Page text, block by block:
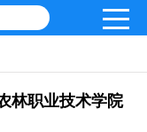
林职业技术学院